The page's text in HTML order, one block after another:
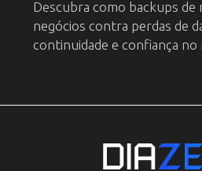
Descubra como backups
negócios contra perdas de
continuidade e confiança no